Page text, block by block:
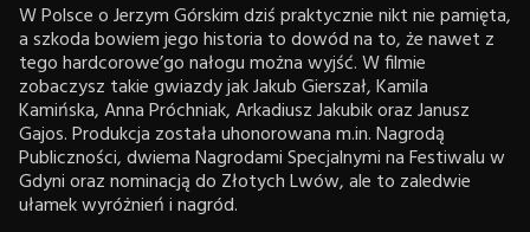
W Polsce o Jerzym Górskim dziś praktycznie nikt nie pamięta,
a szkoda bowiem jego historia to dowód na to, że nawet z
tego hardcorowe’go nałogu można wyjść. W filmie
zobaczysz takie gwiazdy jak Jakub Gierszał, Kamila
Kamińska, Anna Próchniak, Arkadiusz Jakubik oraz Janusz
Gajos. Produkcja została uhonorowana m.in. Nagrodą
Publiczności, dwiema Nagrodami Specjalnymi na Festiwalu w
Gdyni oraz nominacją do Złotych Lwów, ale to zaledwie
ułamek wyróżnień i nagród.